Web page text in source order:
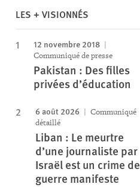
LES + VISIONNÉS
12 novembre 2018
Communiqué de presse
Pakistan : Des filles
privées d’éducation
6 août 2026
Communiqué
détaillé
Liban : Le meurtre
d’une journaliste par
Israël est un crime de
guerre manifeste